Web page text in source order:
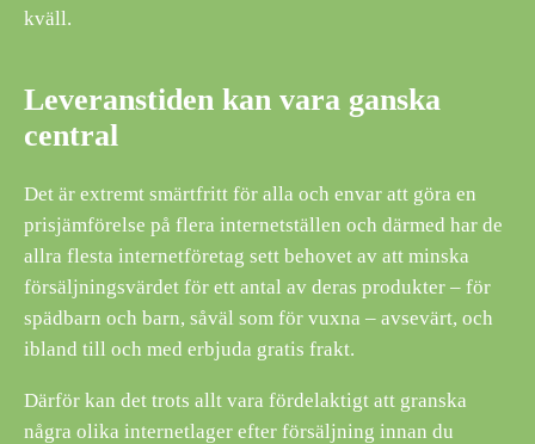
kväll.
Leveranstiden kan vara ganska
central
Det är extremt smärtfritt för alla och envar att göra en
prisjämförelse på flera internetställen och därmed har de
allra flesta internetföretag sett behovet av att minska
försäljningsvärdet för ett antal av deras produkter – för
spädbarn och barn, såväl som för vuxna – avsevärt, och
ibland till och med erbjuda gratis frakt.
Därför kan det trots allt vara fördelaktigt att granska
några olika internetlager efter försäljning innan du